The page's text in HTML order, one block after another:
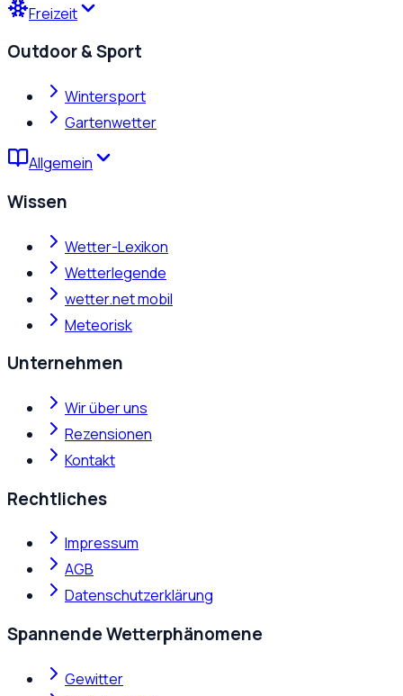
Freizeit
Outdoor & Sport
Wintersport
Gartenwetter
Allgemein
Wissen
Wetter-Lexikon
Wetterlegende
wetter.net mobil
Meteorisk
Unternehmen
Wir über uns
Rezensionen
Kontakt
Rechtliches
Impressum
AGB
Datenschutzerklärung
Spannende Wetterphänomene
Gewitter